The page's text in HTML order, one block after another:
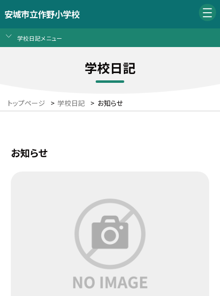
安城市立作野小学校
学校日記メニュー
学校日記
トップページ > 学校日記 > お知らせ
お知らせ